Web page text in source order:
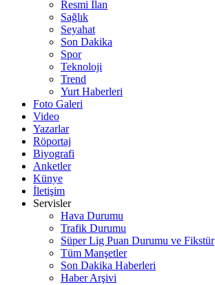
Resmi İlan
Sağlık
Seyahat
Son Dakika
Spor
Teknoloji
Trend
Yurt Haberleri
Foto Galeri
Video
Yazarlar
Röportaj
Biyografi
Anketler
Künye
İletişim
Servisler
Hava Durumu
Trafik Durumu
Süper Lig Puan Durumu ve Fikstür
Tüm Manşetler
Son Dakika Haberleri
Haber Arşivi